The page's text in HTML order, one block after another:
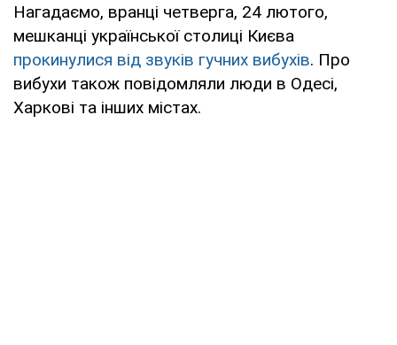
Нагадаємо, вранці четверга, 24 лютого,
мешканці української столиці Києва
прокинулися від звуків гучних вибухів. Про
вибухи також повідомляли люди в Одесі,
Харкові та інших містах.